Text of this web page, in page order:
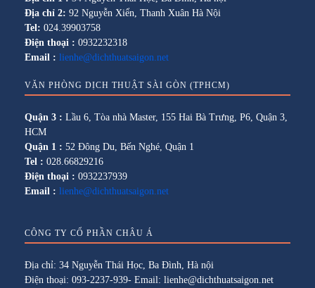
Địa chỉ 2: 92 Nguyễn Xiển, Thanh Xuân Hà Nội
Tel: 024.39903758
Điện thoại : 0932232318
Email : lienhe@dichthuatsaigon.net
VĂN PHÒNG DỊCH THUẬT SÀI GÒN (TPHCM)
Quận 3 : Lầu 6, Tòa nhà Master, 155 Hai Bà Trưng, P6, Quận 3,
HCM
Quận 1 : 52 Đông Du, Bến Nghé, Quận 1
Tel : 028.66829216
Điện thoại : 0932237939
Email : lienhe@dichthuatsaigon.net
CÔNG TY CỔ PHẦN CHÂU Á
Địa chỉ: 34 Nguyễn Thái Học, Ba Đình, Hà nội
Điện thoại: 093-2237-939- Email: lienhe@dichthuatsaigon.net